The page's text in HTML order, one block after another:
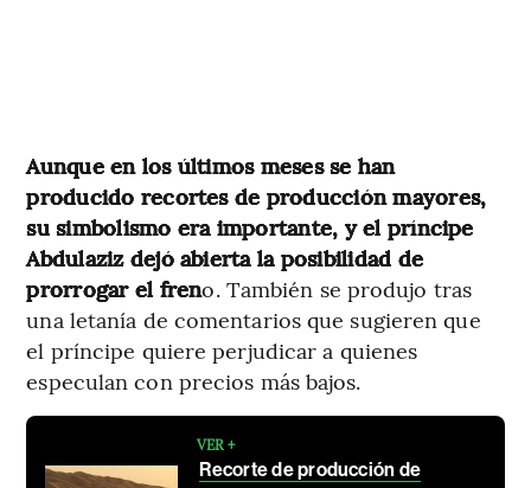
Aunque en los últimos meses se han
producido recortes de producción mayores,
su simbolismo era importante, y el príncipe
Abdulaziz dejó abierta la posibilidad de
prorrogar el freno. También se produjo tras
una letanía de comentarios que sugieren que
el príncipe quiere perjudicar a quienes
especulan con precios más bajos.
VER +
Recorte de producción de